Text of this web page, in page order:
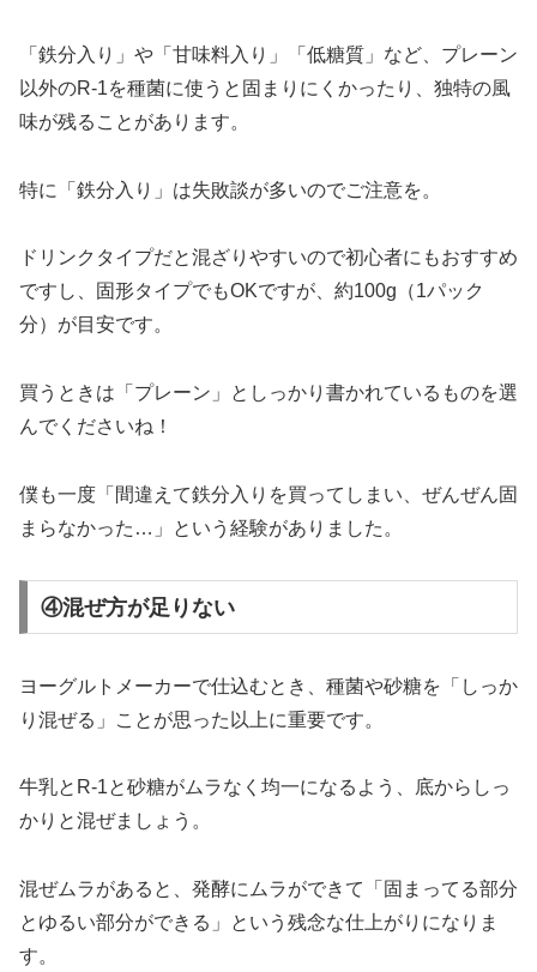
「鉄分入り」や「甘味料入り」「低糖質」など、プレーン
以外のR-1を種菌に使うと固まりにくかったり、独特の風
味が残ることがあります。
特に「鉄分入り」は失敗談が多いのでご注意を。
ドリンクタイプだと混ざりやすいので初心者にもおすすめ
ですし、固形タイプでもOKですが、約100g（1パック
分）が目安です。
買うときは「プレーン」としっかり書かれているものを選
んでくださいね！
僕も一度「間違えて鉄分入りを買ってしまい、ぜんぜん固
まらなかった…」という経験がありました。
④混ぜ方が足りない
ヨーグルトメーカーで仕込むとき、種菌や砂糖を「しっか
り混ぜる」ことが思った以上に重要です。
牛乳とR-1と砂糖がムラなく均一になるよう、底からしっ
かりと混ぜましょう。
混ぜムラがあると、発酵にムラができて「固まってる部分
とゆるい部分ができる」という残念な仕上がりになりま
す。